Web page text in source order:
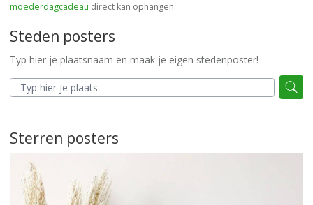
moederdagcadeau direct kan ophangen.
Steden posters
Typ hier je plaatsnaam en maak je eigen stedenposter!
Sterren posters